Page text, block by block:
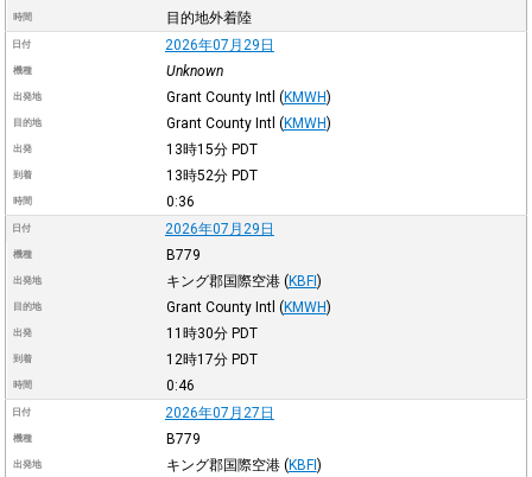
時間 目的地外着陸
日付 2026年07月29日
機種 Unknown
出発地 Grant County Intl (KMWH)
目的地 Grant County Intl (KMWH)
出発 13時15分 PDT
到着 13時52分 PDT
時間 0:36
日付 2026年07月29日
機種 B779
出発地 キング郡国際空港 (KBFI)
目的地 Grant County Intl (KMWH)
出発 11時30分 PDT
到着 12時17分 PDT
時間 0:46
日付 2026年07月27日
機種 B779
出発地 キング郡国際空港 (KBFI)